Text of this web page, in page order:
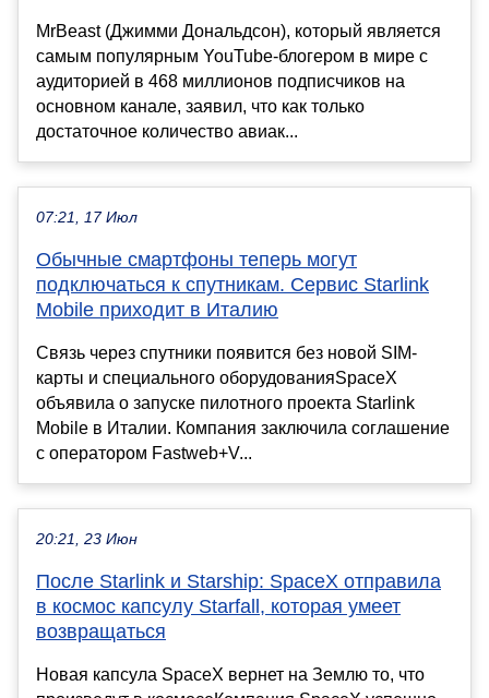
MrBeast (Джимми Дональдсон), который является
самым популярным YouTube-блогером в мире с
аудиторией в 468 миллионов подписчиков на
основном канале, заявил, что как только
достаточное количество авиак...
07:21, 17 Июл
Обычные смартфоны теперь могут
подключаться к спутникам. Сервис Starlink
Mobile приходит в Италию
Связь через спутники появится без новой SIM-
карты и специального оборудованияSpaceX
объявила о запуске пилотного проекта Starlink
Mobile в Италии. Компания заключила соглашение
с оператором Fastweb+V...
20:21, 23 Июн
После Starlink и Starship: SpaceX отправила
в космос капсулу Starfall, которая умеет
возвращаться
Новая капсула SpaceX вернет на Землю то, что